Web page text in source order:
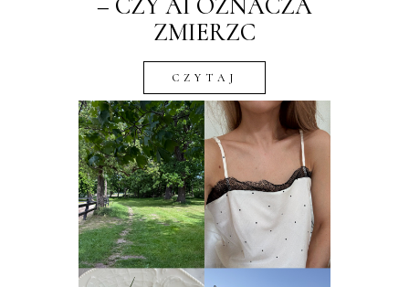
– CZY AI OZNACZA
ZMIERZC
CZYTAJ